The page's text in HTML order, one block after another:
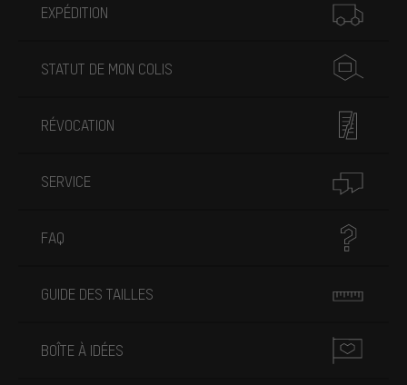
EXPÉDITION
STATUT DE MON COLIS
RÉVOCATION
SERVICE
FAQ
GUIDE DES TAILLES
BOÎTE À IDÉES